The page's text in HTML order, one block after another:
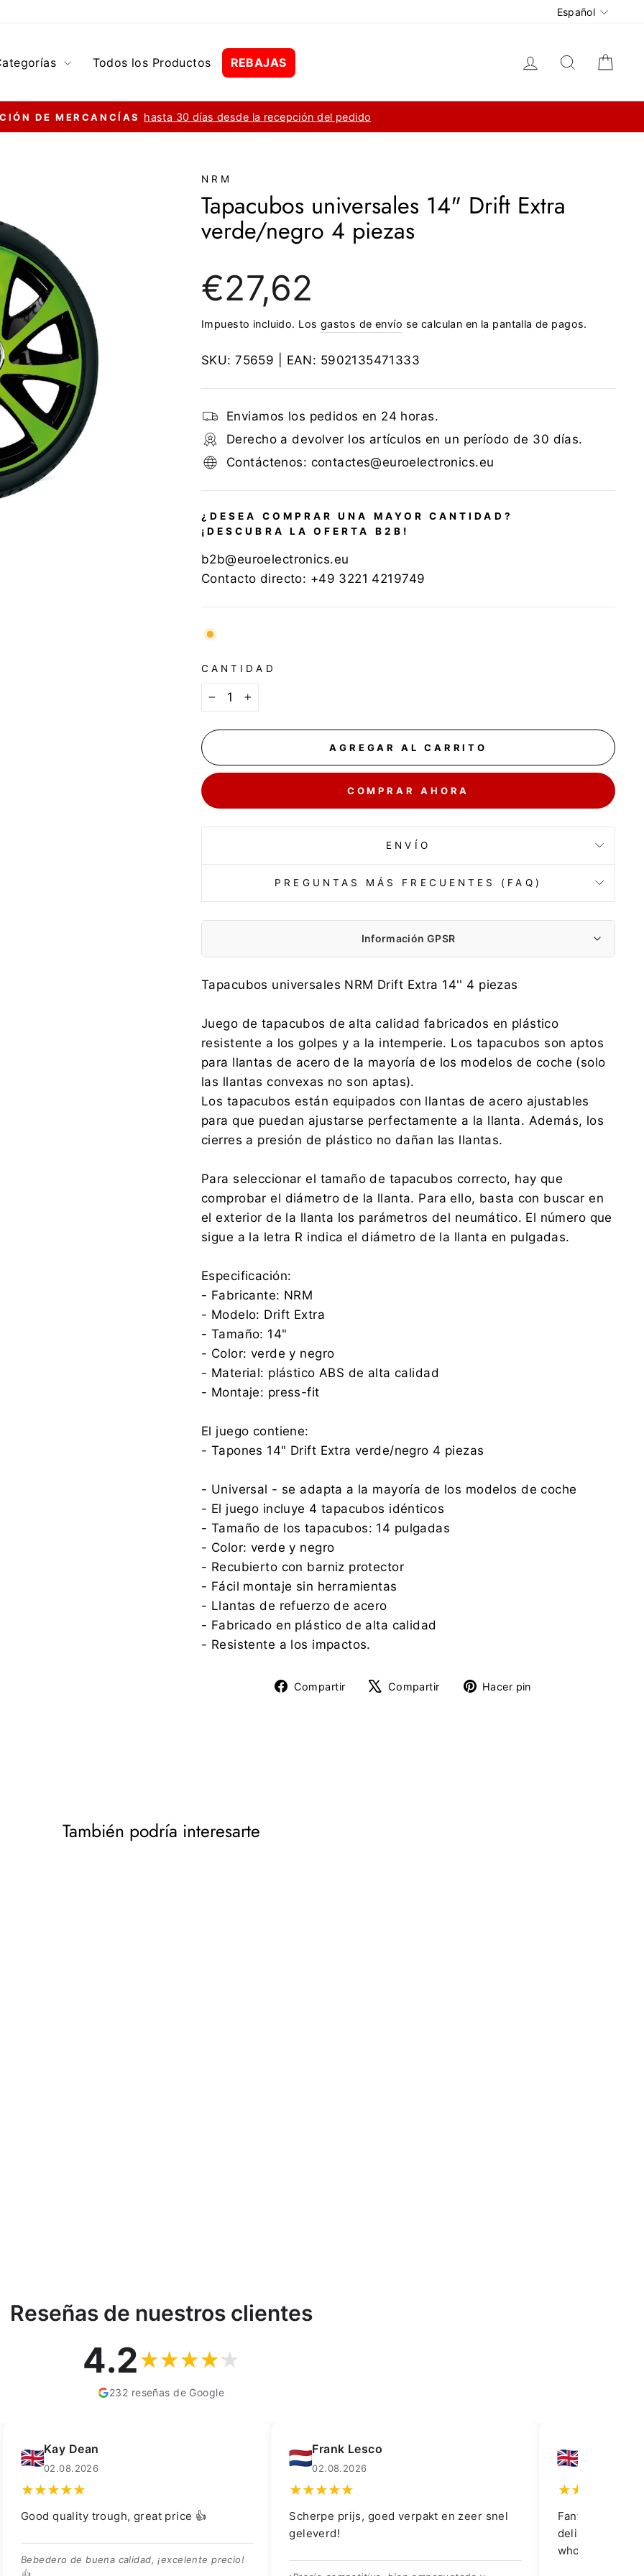
Idioma
Español
Todos los Productos REBAJAS Ingresar Buscar
diapositivas
DE MERCANCÍAS hasta 30 días desde la recepción del pedido
NRM
Tapacubos universales 14" Drift Extra
verde/negro 4 piezas
regular
€27,62
Impuesto incluido. Los gastos de envío se calculan en la pantalla de pagos.
SKU:75659 | EAN: 5902135471333
Enviamos los pedidos en 24 horas.
Derecho a devolver los artículos en un período de 30 días.
Contáctenos: contactes@euroelectronics.eu
¿DESEA COMPRAR UNA MAYOR CANTIDAD?
¡DESCUBRA LA OFERTA B2B!
b2b@euroelectronics.eu
Contacto directo: +49 3221 4219749
CANTIDAD
AGREGAR AL CARRITO
COMPRAR AHORA
ENVÍO
PREGUNTAS MÁS FRECUENTES (FAQ)
Información GPSR
Fabricante:
NRM Sp. z o.o.
Wspólna 7, 62-065 Grodzisk Wielkopolski
0048 614 448 683
Importador:
NRM Sp. z o.o.
Wspólna 7, 62-065 Grodzisk Wielkopolski
office@nrm.pl
0048 614 448 683
Tapacubos universales NRM Drift Extra 14'' 4 piezas
Juego de tapacubos de alta calidad fabricados en plástico
resistente a los golpes y a la intemperie. Los tapacubos son aptos
para llantas de acero de la mayoría de los modelos de coche (solo
las llantas convexas no son aptas).
Los tapacubos están equipados con llantas de acero ajustables
para que puedan ajustarse perfectamente a la llanta. Además, los
cierres a presión de plástico no dañan las llantas.
Para seleccionar el tamaño de tapacubos correcto, hay que
comprobar el diámetro de la llanta. Para ello, basta con buscar en
el exterior de la llanta los parámetros del neumático. El número que
sigue a la letra R indica el diámetro de la llanta en pulgadas.
Especificación:
- Fabricante: NRM
- Modelo: Drift Extra
- Tamaño: 14"
- Color: verde y negro
- Material: plástico ABS de alta calidad
- Montaje: press-fit
El juego contiene:
- Tapones 14" Drift Extra verde/negro 4 piezas
- Universal - se adapta a la mayoría de los modelos de coche
- El juego incluye 4 tapacubos idénticos
- Tamaño de los tapacubos: 14 pulgadas
- Color: verde y negro
- Recubierto con barniz protector
- Fácil montaje sin herramientas
- Llantas de refuerzo de acero
- Fabricado en plástico de alta calidad
- Resistente a los impactos.
Compartir
Compartir
Compartir
TuitearHacer pin
También podría interesarte
Reseñas de nuestros clientes
4.2
232 reseñas de Google
Kay Dean
02.08.2026
Good quality trough, great price 👍
Bebedero de buena calidad, ¡excelente precio!
Frank Lesco
02.08.2026
Scherpe prijs, goed verpakt en zeer snel
geleverd!
Fantastic item
delivery and kit
whole purchase